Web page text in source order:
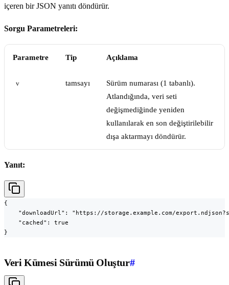
içeren bir JSON yanıtı döndürür.
Sorgu Parametreleri:
Parametre Tip Açıklama
v tamsayı
Sürüm numarası (1 tabanlı).
Atlandığında, veri seti
değişmediğinde yeniden
kullanılarak en son değiştirilebilir
dışa aktarmayı döndürür.
Yanıt:
{
"downloadUrl": "https://storage.example.com/
    "cached": true
}
Veri Kümesi Sürümü Oluştur#